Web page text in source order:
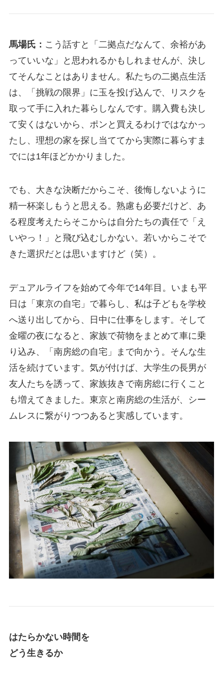
馬場氏： こう話すと「二拠点だなんて、余裕があ
っていいな」と思われるかもしれませんが、決し
てそんなことはありません。私たちの二拠点生活
は、「挑戦の限界」に玉を投げ込んで、リスクを
取って手に入れた暮らしなんです。購入費も決し
て安くはないから、ポンと買えるわけではなかっ
たし、理想の家を探し当ててから実際に暮らすま
でには1年ほどかかりました。
でも、大きな決断だからこそ、後悔しないように
精一杯楽しもうと思える。熟慮も必要だけど、あ
る程度考えたらそこからは自分たちの責任で「え
いやっ！」と飛び込むしかない。若いからこそで
きた選択だとは思いますけど（笑）。
デュアルライフを始めて今年で14年目。いまも平
日は「東京の自宅」で暮らし、私は子どもを学校
へ送り出してから、日中に仕事をします。そして
金曜の夜になると、家族で荷物をまとめて車に乗
り込み、「南房総の自宅」まで向かう。そんな生
活を続けています。気が付けば、大学生の長男が
友人たちを誘って、家族抜きで南房総に行くこと
も増えてきました。東京と南房総の生活が、シー
ムレスに繋がりつつあると実感しています。
はたらかない時間を
どう生きるか